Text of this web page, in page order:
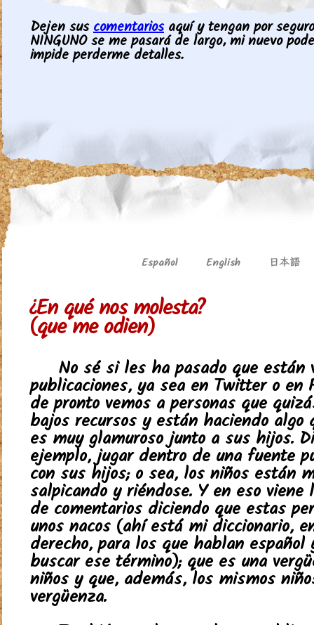
Dejen suscomentariosaquí y tengan por
NINGUNO se me pasará de largo, mi nuevo
impide perderme detalles.
Español English 日本語
¿En qué nos molesta?
(que me odien)
No sé si les ha pasado que están
publicaciones, ya sea en Twitter o en
de pronto vemos a personas que
bajos recursos y están haciendo algo
es muy glamuroso junto a sus hijos.
ejemplo, jugar dentro de una fuente
con sus hijos; o sea, los niños están
salpicando y riéndose. Y en eso viene
de comentarios diciendo que estas
unos nacos (ahí está mi diccionario,
derecho, para los que hablan español
buscar ese término); que es una
niños y que, además, los mismos
vergüenza.